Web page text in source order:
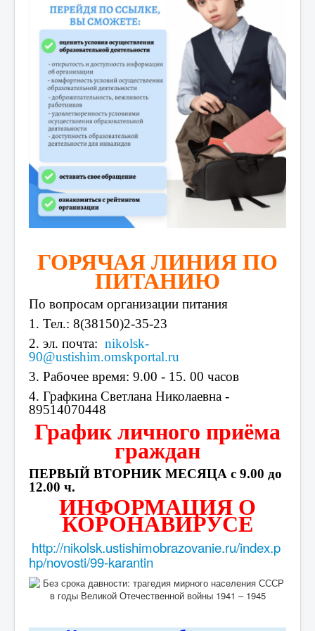
ГОРЯЧАЯ ЛИНИЯ ПО
ПИТАНИЮ
По вопросам организации питания
1. Тел.: 8(38150)2-35-23
2. эл. почта: nikolsk-
90@ustishim.omskportal.ru
3. Рабочее время: 9.00 - 15. 00 часов
4. Графкина Светлана Николаевна -
89514070448
График личного приёма
граждан
ПЕРВЫЙ ВТОРНИК МЕСЯЦА с 9.00 до
12.00 ч.
ИНФОРМАЦИЯ О
КОРОНАВИРУСЕ
http://nikolsk.ustishimobrazovanie.ru/index.p
hp/novosti/99-karantin